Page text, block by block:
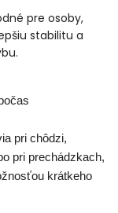
pre osoby,
stabilitu a
pri chôdzi,
pri prechádzkach,
krátkeho